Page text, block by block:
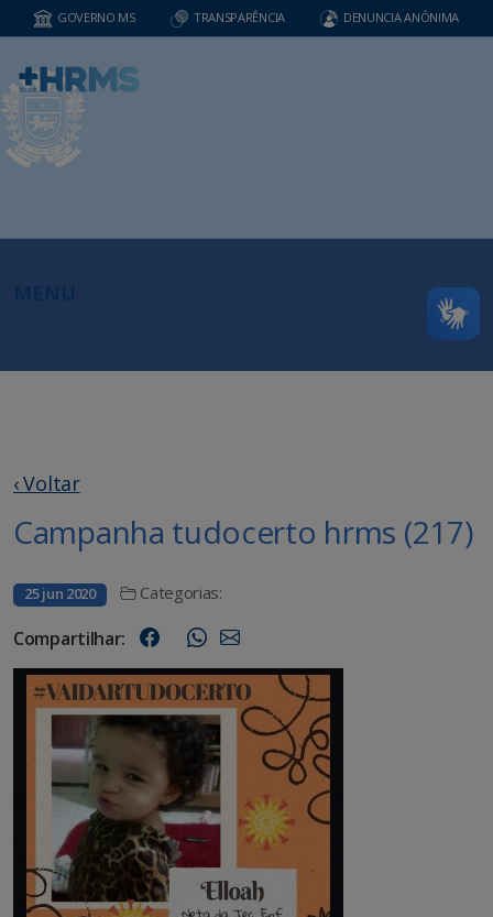
GOVERNO MS TRANSPARÊNCIA DENUNCIA ANÔNIMA
‹ Voltar
Campanha tudocerto hrms (217)
25 jun 2020 Categorias:
Compartilhar: